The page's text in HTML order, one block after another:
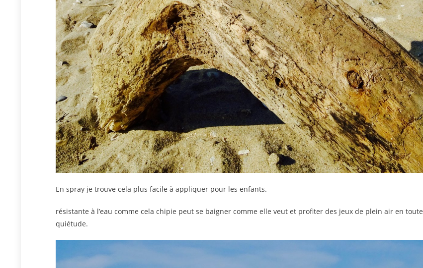
En spray je trouve cela plus facile à appliquer pour les enfants.
résistante à l’eau comme cela chipie peut se baigner comme elle veut et profiter des jeux de plein air en toute
quiétude.